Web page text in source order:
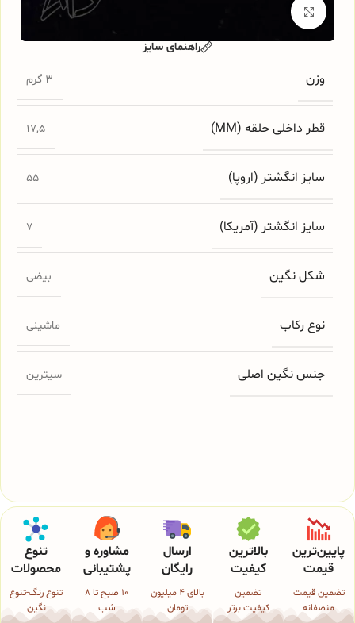
برای بزرگنمایی کلیک کنید
وزن 3 گرم
قطر داخلی حلقه (MM) 17,5
سایز انگشتر (اروپا) 55
سایز انگشتر (آمریکا) 7
شکل نگین بیضی
نوع رکاب ماشینی
جنس نگین اصلی سیترین
راهنمای سایز
پایین‌ترین
قیمت
تضمین قیمت
منصفانه
بالاترین
کیفیت
تضمین
کیفیت برتر
ارسال
رایگان
بالای 4 میلیون
تومان
مشاوره و
پشتیبانی
10 صبح تا 8
شب
تنوع
محصولات
تنوع رنگ-تنوع
نگین